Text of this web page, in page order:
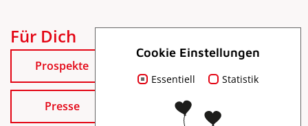
Für Dich
Prospekte
Presse
Cookie Einstellungen
Essentiell Statistik